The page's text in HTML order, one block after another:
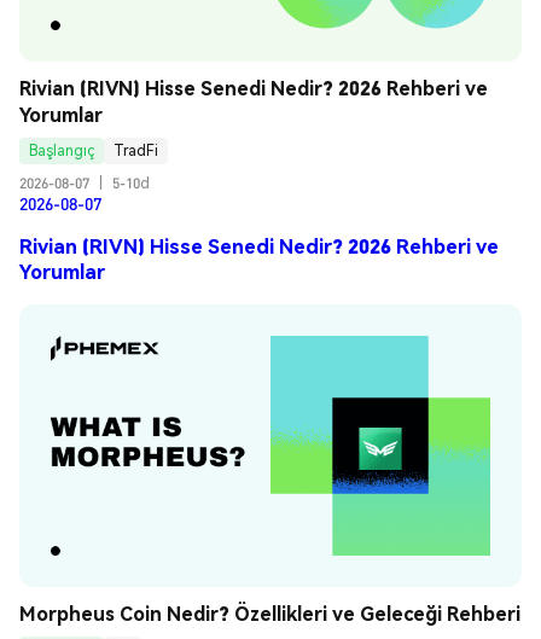
Rivian (RIVN) Hisse Senedi Nedir? 2026 Rehberi ve
Yorumlar
Başlangıç
TradFi
2026-08-07
5-10d
2026-08-07
Rivian (RIVN) Hisse Senedi Nedir? 2026 Rehberi ve
Yorumlar
Morpheus Coin Nedir? Özellikleri ve Geleceği Rehberi